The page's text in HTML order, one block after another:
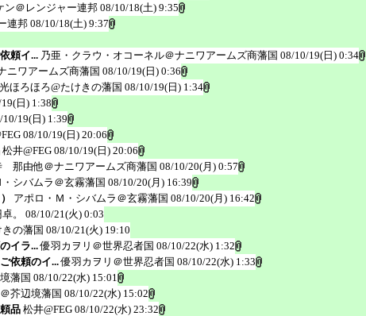
ン＠レンジャー連邦 08/10/18(土) 9:35
連邦 08/10/18(土) 9:37
頼イ... 乃亜・クラウ・オコーネル＠ナニワアームズ商藩国 08/10/19(日) 0:34
ニワアームズ商藩国 08/10/19(日) 0:36
ほろほろ@たけきの藩国 08/10/19(日) 1:34
日) 1:38
10/19(日) 1:39
08/10/19(日) 20:06
松井@FEG 08/10/19(日) 20:06
那由他＠ナニワアームズ商藩国 08/10/20(月) 0:57
シバムラ＠玄霧藩国 08/10/20(月) 16:39
アポロ・Ｍ・シバムラ＠玄霧藩国 08/10/20(月) 16:42
。
08/10/21(火) 0:03
の藩国 08/10/21(火) 19:10
イラ... 優羽カヲリ＠世界忍者国 08/10/22(水) 1:32
依頼のイ... 優羽カヲリ＠世界忍者国 08/10/22(水) 1:33
藩国 08/10/22(水) 15:01
芥辺境藩国 08/10/22(水) 15:02
品 松井@FEG 08/10/22(水) 23:32